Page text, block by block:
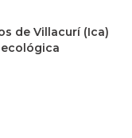
de Villacurí (Ica)